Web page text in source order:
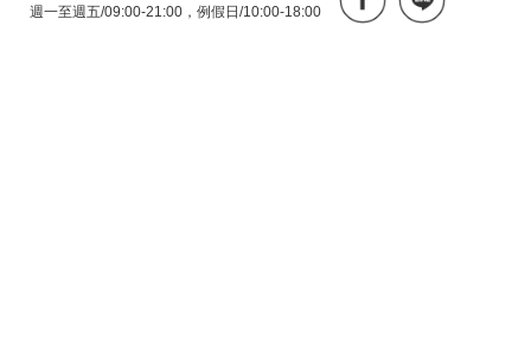
週一至週五/09:00-21:00，例假日/10:00-18:00